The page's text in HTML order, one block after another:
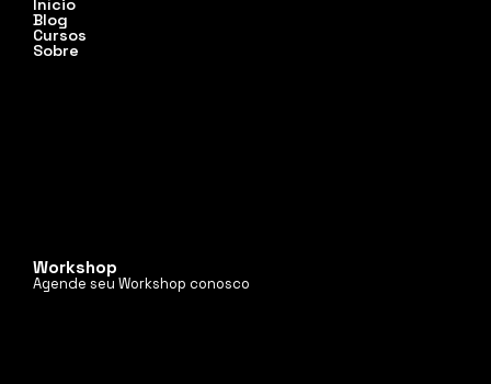
Início
Blog
Cursos
Sobre
Workshop
Agende seu Workshop conosco